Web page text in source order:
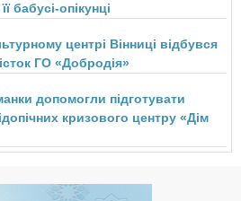
бабусі-опікунці
центрі Вінниці відбувся
ГО «Добродія»
допомогли підготувати
кризового центру «Дім